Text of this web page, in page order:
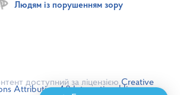
Людям із порушенням зору
доступний за ліцензієюCreative
Attribution 4.0 International license,